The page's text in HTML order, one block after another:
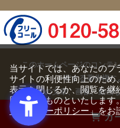
カ
このホームページのコンテ
有する著作権に
すべての文章、画像、動画
可なく複製、改変、転
Copyright(c) FRANCEBED
当サイトでは、あなたのプ
サイトの利便性向上のため
表示を閉じるか、閲覧を継
同意するものといたします
ライバシーポリシー」をお